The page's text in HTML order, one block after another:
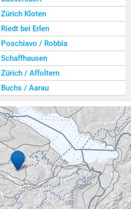
Zürich Kloten
Riedt bei Erlen
Poschiavo / Robbia
Schaffhausen
Zürich / Affoltern
Buchs / Aarau
Egolzwil
Feldbach
Ravensburg - Weißenau
Sirnach
Cham
Amriswil
Hallau